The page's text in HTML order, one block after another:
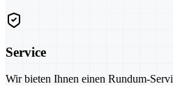
Service
Wir bieten Ihnen einen Rundum-